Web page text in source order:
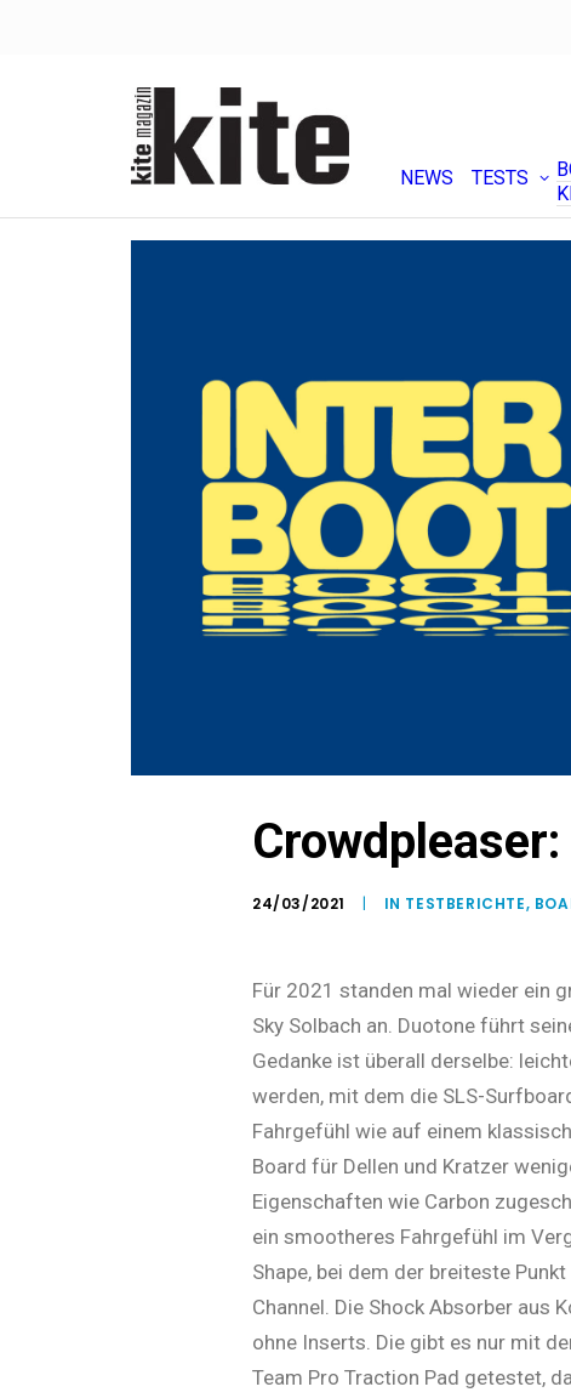
NEWS TESTS
24/03/2021 | IN TESTBERICHTE,
Für 2021 standen mal wieder ein
Sky Sol­bach an. Duotone führt
Gedanke ist überall derselbe:
werden, mit dem die SLS-
Fahrgefühl wie auf einem
Board für Del­len und Kratzer
Eigenschaften wie Carbon
ein smootheres Fahrgefühl im
Shape, bei dem der breiteste
Channel. Die Shock Absorber aus
ohne Inserts. Die gibt es nur mit
Team Pro Traction Pad getestet,